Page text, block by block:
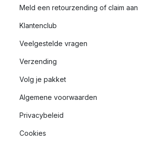
Meld een retourzending of claim aan
Klantenclub
Veelgestelde vragen
Verzending
Volg je pakket
Algemene voorwaarden
Privacybeleid
Cookies